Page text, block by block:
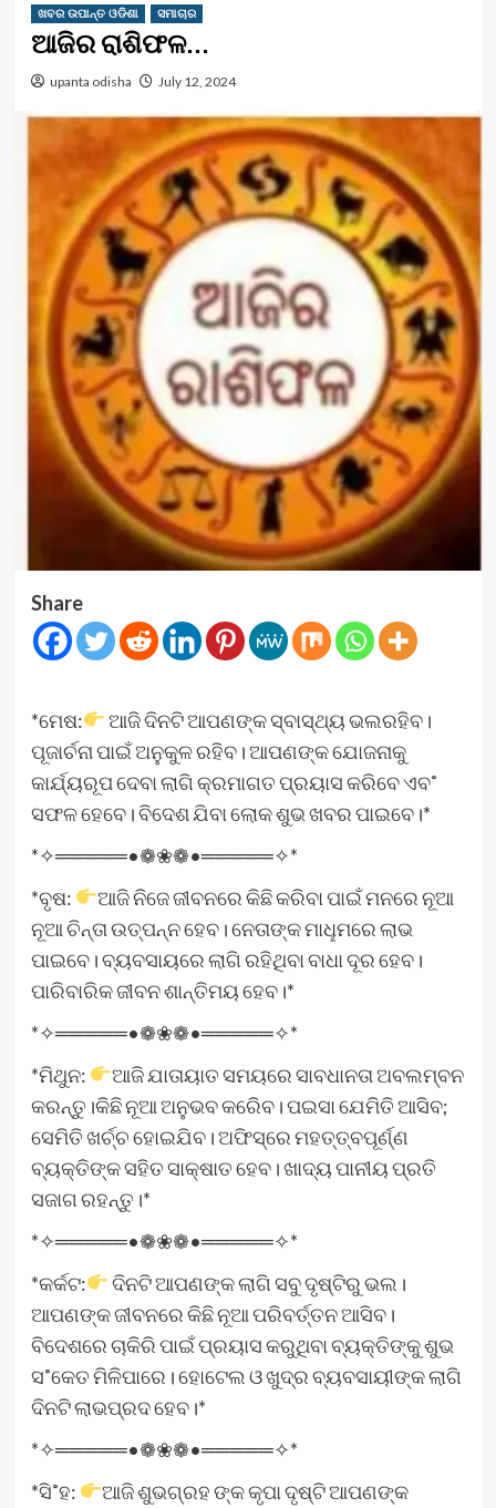
ଖବର ଉପାନ୍ତ ଓଡିଶା ସମାଚାର
ଆଜିର ରାଶିଫଳ…
upanta odisha July 12, 2024
Share
*ମେଷ:
ଆଜି ଦିନଟି ଆପଣଙ୍କ ସ୍ବାସ୍ଥ୍ୟ ଭଲରହିବ।
ପୂଜାର୍ଚନା ପାଇଁ ଅନୁକୁଳ ରହିବ। ଆପଣଙ୍କ ଯୋଜନାକୁ
କାର୍ଯ୍ୟରୂପ ଦେବା ଲାଗି କ୍ରମାଗତ ପ୍ରୟାସ କରିବେ ଏବ˚
ସଫଳ ହେବେ। ବିଦେଶ ଯିବା ଲୋକ ଶୁଭ ଖବର ପାଇବେ।*
*✧═════•❁❀❁•═════✧*
*ବୃଷ:
ଆଜି ନିଜେ ଜୀବନରେ କିଛି କରିବା ପାଇଁ ମନରେ ନୂଆ
ନୂଆ ଚିନ୍ତା ଉତ୍ପନ୍ନ ହେବ। ନେତାଙ୍କ ମାଧୢମରେ ଲାଭ
ପାଇବେ। ବ୍ୟବସାୟରେ ଲାଗି ରହିଥିବା ବାଧା ଦୂର ହେବ।
ପାରିବାରିକ ଜୀବନ ଶାନ୍ତିମୟ ହେବ।*
*✧═════•❁❀❁•═════✧*
*ମିଥୁନ:
ଆଜି ଯାତାୟାତ ସମୟରେ ସାବଧାନତା ଅବଲମ୍ବନ
କରନ୍ତୁ।କିଛି ନୂଆ ଅନୁଭବ କରି‌େବ। ପଇସା ଯେମିତି ଆସିବ;
ସେମିତି ଖର୍ଚ୍ଚ ହୋଇଯିବ। ଅଫିସ୍‌ରେ ମହତ୍ତ୍ବପୂର୍ଣ୍ଣ
ବ୍ୟକ୍ତିଙ୍କ ସହିତ ସାକ୍ଷାତ ହେବ। ଖାଦ୍ୟ ପାନୀୟ ପ୍ରତି
ସଜାଗ ରହନ୍ତୁ।*
*✧═════•❁❀❁•═════✧*
*କର୍କଟ:
ଦିନଟି ଆପଣଙ୍କ ଲାଗି ସବୁ ଦୃଷ୍ଟିରୁ ଭଲ।
ଆପଣଙ୍କ ଜୀବନରେ କିଛି ନୂଆ ପରିବର୍ତ୍ତନ ଆସିବ।
ବିଦେଶରେ ଚାକିରି ପାଇଁ ପ୍ରୟାସ କରୁଥିବା ବ୍ୟକ୍ତିଙ୍କୁ ଶୁଭ
ସ˚କେତ ମିଳିପାରେ। ହୋଟେଲ ଓ ଖୁଦ୍ର ବ୍ୟବସାୟୀଙ୍କ ଲାଗି
ଦିନଟି ଲାଭପ୍ରଦ ହେବ।*
*✧═════•❁❀❁•═════✧*
*ସି˚ହ:
ଆଜି ଶୁଭଗ୍ରହ ଙ୍କ କୃପା ଦୃଷ୍ଟି ଆପଣଙ୍କ